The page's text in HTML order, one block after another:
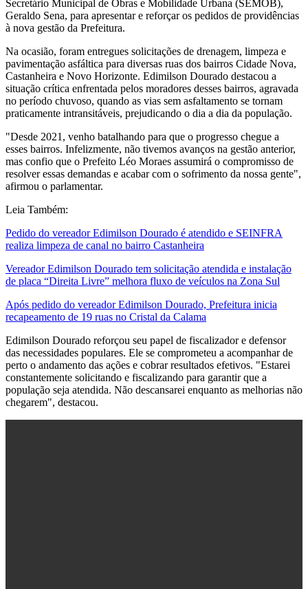
Secretário Municipal de Obras e Mobilidade Urbana (SEMOB),
Geraldo Sena, para apresentar e reforçar os pedidos de providências
à nova gestão da Prefeitura.
Na ocasião, foram entregues solicitações de drenagem, limpeza e
pavimentação asfáltica para diversas ruas dos bairros Cidade Nova,
Castanheira e Novo Horizonte. Edimilson Dourado destacou a
situação crítica enfrentada pelos moradores desses bairros, agravada
no período chuvoso, quando as vias sem asfaltamento se tornam
praticamente intransitáveis, prejudicando o dia a dia da população.
"Desde 2021, venho batalhando para que o progresso chegue a
esses bairros. Infelizmente, não tivemos avanços na gestão anterior,
mas confio que o Prefeito Léo Moraes assumirá o compromisso de
resolver essas demandas e acabar com o sofrimento da nossa gente",
afirmou o parlamentar.
Leia Também:
Pedido do vereador Edimilson Dourado é atendido e SEINFRA
realiza limpeza de canal no bairro Castanheira
Vereador Edimilson Dourado tem solicitação atendida e instalação
de placa “Direita Livre” melhora fluxo de veículos na Zona Sul
Após pedido do vereador Edimilson Dourado, Prefeitura inicia
recapeamento de 19 ruas no Cristal da Calama
Edimilson Dourado reforçou seu papel de fiscalizador e defensor
das necessidades populares. Ele se comprometeu a acompanhar de
perto o andamento das ações e cobrar resultados efetivos. "Estarei
constantemente solicitando e fiscalizando para garantir que a
população seja atendida. Não descansarei enquanto as melhorias não
chegarem", destacou.